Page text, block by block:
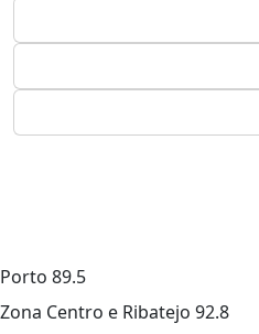
Porto 89.5
Zona Centro e Ribatejo 92.8